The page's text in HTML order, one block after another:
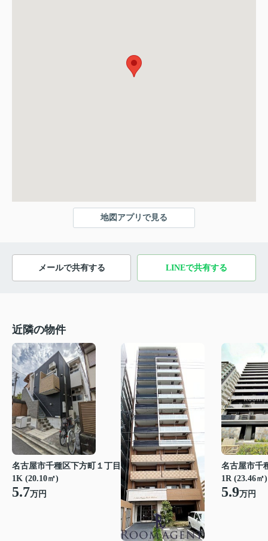
地図アプリで見る
メールで共有する LINEで共有する
近隣の物件
名古屋市千種区下方町１丁目
1K (20.10㎡)
5.7万円
名古屋市千
1R (23.46㎡)
5.9万円